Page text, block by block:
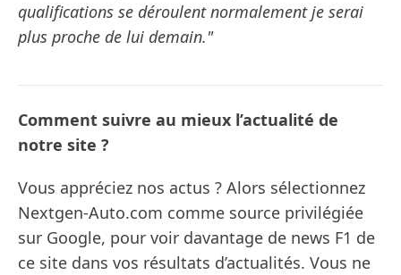
qualifications se déroulent normalement je serai
plus proche de lui demain."
Comment suivre au mieux l’actualité de
notre site ?
Vous appréciez nos actus ? Alors sélectionnez
Nextgen-Auto.com comme source privilégiée
sur Google, pour voir davantage de news F1 de
ce site dans vos résultats d’actualités. Vous ne